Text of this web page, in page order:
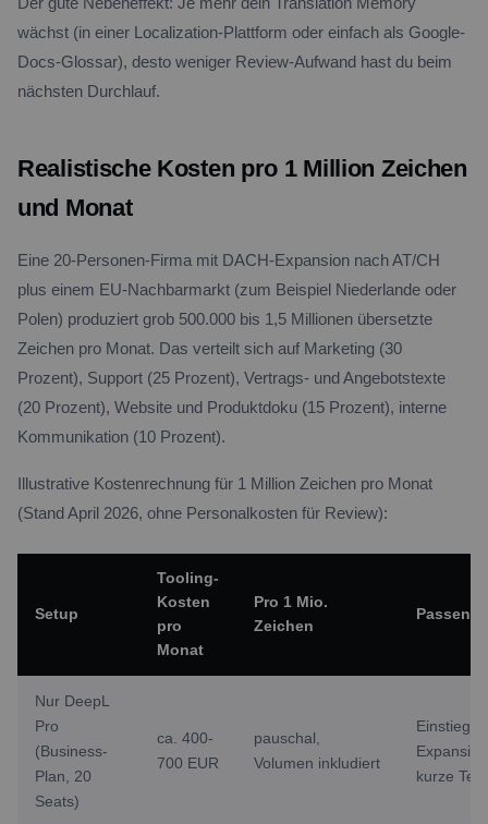
wächst (in einer Localization-Plattform oder einfach als Google-
Docs-Glossar), desto weniger Review-Aufwand hast du beim
nächsten Durchlauf.
Realistische Kosten pro 1 Million Zeichen
und Monat
Eine 20-Personen-Firma mit DACH-Expansion nach AT/CH
plus einem EU-Nachbarmarkt (zum Beispiel Niederlande oder
Polen) produziert grob 500.000 bis 1,5 Millionen übersetzte
Zeichen pro Monat. Das verteilt sich auf Marketing (30
Prozent), Support (25 Prozent), Vertrags- und Angebotstexte
(20 Prozent), Website und Produktdoku (15 Prozent), interne
Kommunikation (10 Prozent).
Illustrative Kostenrechnung für 1 Million Zeichen pro Monat
(Stand April 2026, ohne Personalkosten für Review):
Setup
Tooling-
Kosten
pro
Monat
Pro 1 Mio.
Zeichen
Passend
Nur DeepL
Pro
(Business-
Plan, 20
Seats)
ca. 400-
700 EUR
pauschal,
Volumen inkludiert
Einstieg,
kurze